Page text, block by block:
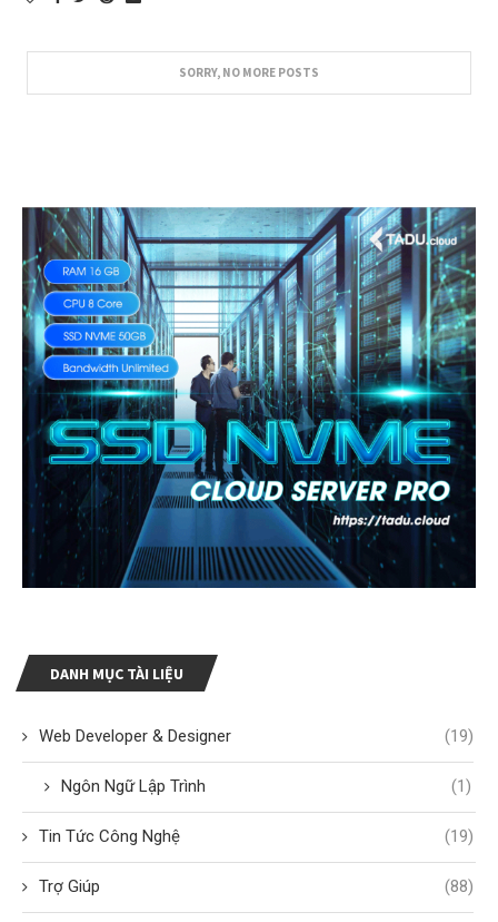
SORRY, NO MORE POSTS
DANH MỤC TÀI LIỆU
Web Developer & Designer (19)
Ngôn Ngữ Lập Trình (1)
Tin Tức Công Nghệ (19)
Trợ Giúp (88)